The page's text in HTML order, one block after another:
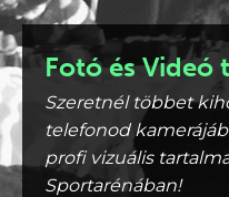
Fotó és Videó
Szeretnél többet
telefonod
profi vizuális
Sportarénában!